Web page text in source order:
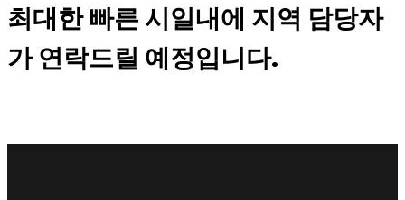
최대한 빠른 시일내에 지역 담당자
가 연락드릴 예정입니다.